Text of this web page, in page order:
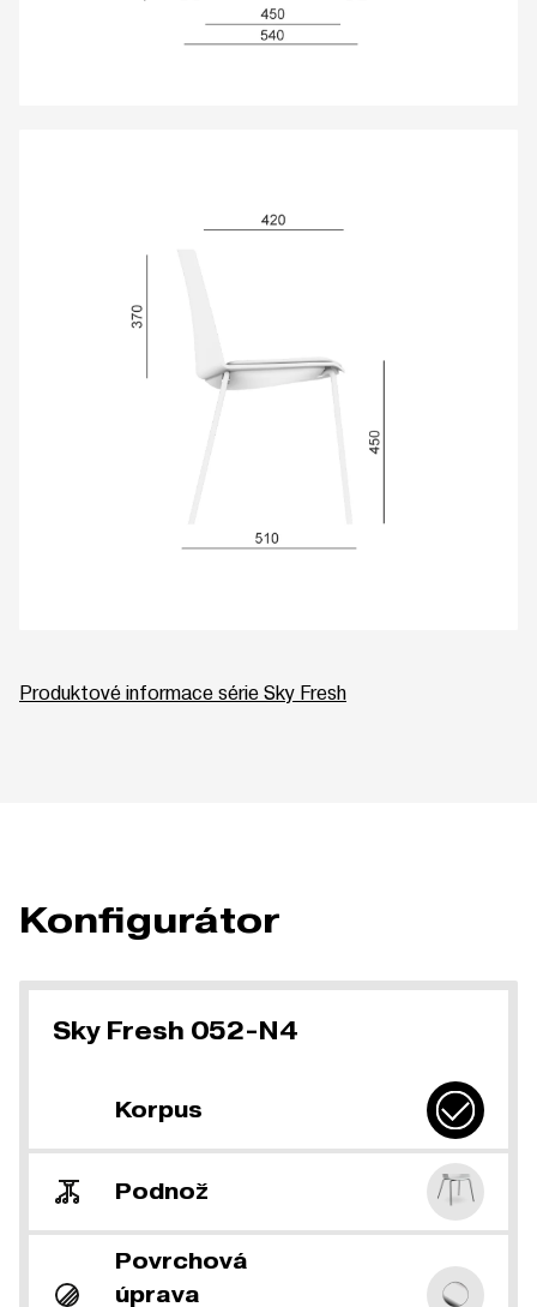
Produktové informace série Sky Fresh
Konfigurátor
Sky Fresh 052-N4
Korpus
Podnož
Povrchová
úprava